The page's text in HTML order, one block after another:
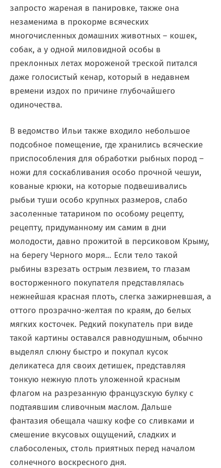
запросто жареная в панировке, также она
незаменима в прокорме всяческих
многочисленных домашних животных – кошек,
собак, а у одной миловидной особы в
преклонных летах мороженой треской питался
даже голосистый кенар, который в недавнем
времени издох по причине глубочайшего
одиночества.
В ведомство Ильи также входило небольшое
подсобное помещение, где хранились всяческие
приспособления для обработки рыбных пород –
ножи для соскабливания особо прочной чешуи,
кованые крюки, на которые подвешивались
рыбьи туши особо крупных размеров, слабо
засоленные татарином по особому рецепту,
рецепту, придуманному им самим в дни
молодости, давно прожитой в персиковом Крыму,
на берегу Черного моря… Если тело такой
рыбины взрезать острым лезвием, то глазам
восторженного покупателя представлялась
нежнейшая красная плоть, слегка зажирневшая, а
оттого прозрачно-желтая по краям, до белых
мягких косточек. Редкий покупатель при виде
такой картины оставался равнодушным, обычно
выделял слюну быстро и покупал кусок
деликатеса для своих детишек, представляя
тонкую нежную плоть уложенной красным
флагом на разрезанную французскую булку с
подтаявшим сливочным маслом. Дальше
фантазия обещала чашку кофе со сливками и
смешение вкусовых ощущений, сладких и
слабосоленых, столь приятных перед началом
солнечного воскресного дня.